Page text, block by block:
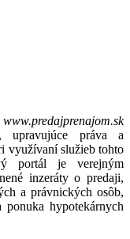
www.predajprenajom.sk
upravujúce práva a
využívaní služieb tohto
portál je verejným
inzeráty o predaji,
a právnických osôb,
hypotekárnych